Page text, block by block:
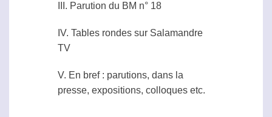
III. Parution du BM n° 18
IV. Tables rondes sur Salamandre
TV
V. En bref : parutions, dans la
presse, expositions, colloques etc.